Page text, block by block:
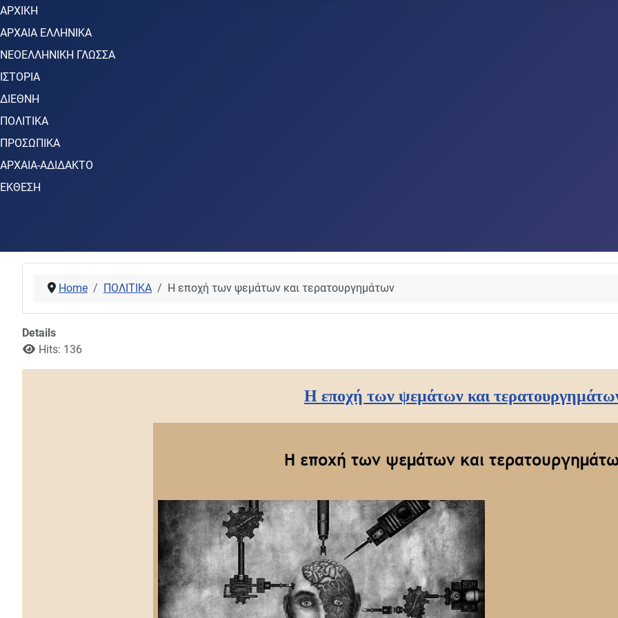
ΑΡΧΙΚΗ
ΑΡΧΑΙΑ ΕΛΛΗΝΙΚΑ
ΝΕΟΕΛΛΗΝΙΚΗ ΓΛΩΣΣΑ
ΙΣΤΟΡΙΑ
ΔΙΕΘΝΗ
ΠΟΛΙΤΙΚΑ
ΠΡΟΣΩΠΙΚΑ
ΑΡΧΑΙΑ-ΑΔΙΔΑΚΤΟ
ΕΚΘΕΣΗ
Home ΠΟΛΙΤΙΚΑ Η εποχή των ψεμάτων και τερατουργημάτων
Details
Hits: 136
Η εποχή των ψεμάτων και